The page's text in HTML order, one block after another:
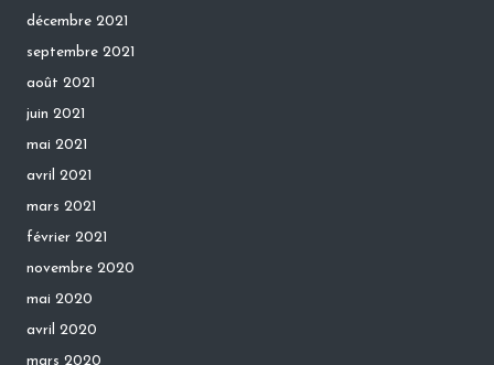
décembre 2021
septembre 2021
août 2021
juin 2021
mai 2021
avril 2021
mars 2021
février 2021
novembre 2020
mai 2020
avril 2020
mars 2020